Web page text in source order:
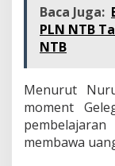
Baca Juga:
PLN NTB
NTB
Menurut
moment
membawa